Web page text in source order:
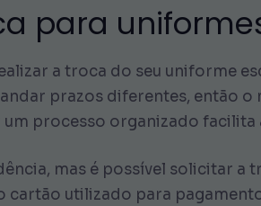
para
a troca do seu uniforme
prazos diferentes, então
processo organizado
mas é possível solicitar
cartão utilizado para